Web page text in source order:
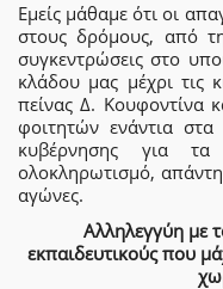
Εμείς μάθαμε ότι οι
στους δρόμους, από
συγκεντρώσεις στο
κλάδου μας μέχρι τις
πείνας Δ. Κουφοντίνα
φοιτητών ενάντια
κυβέρνησης για τα
ολοκληρωτισμό,
αγώνες.
Αλληλεγγύη με
εκπαιδευτικούς που